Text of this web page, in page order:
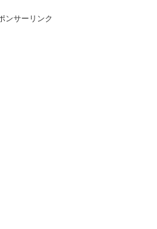
ンサーリンク